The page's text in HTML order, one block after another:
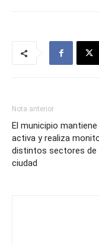
Nota anterior
El municipio
activa y realiza
distintos sectores de
ciudad